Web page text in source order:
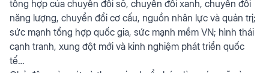
tổng hợp của chuyển đổi số, chuyển đổi xanh, chuyển đổi
năng lượng, chuyển đổi cơ cấu, nguồn nhân lực và quản trị;
sức mạnh tổng hợp quốc gia, sức mạnh mềm VN; hình thái
cạnh tranh, xung đột mới và kinh nghiệm phát triển quốc
tế…